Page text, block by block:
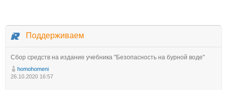
Поддерживаем
Сбор средств на издание учебника "Безопасность на бурной воде"
homohomeni
26.10.2020 16:57